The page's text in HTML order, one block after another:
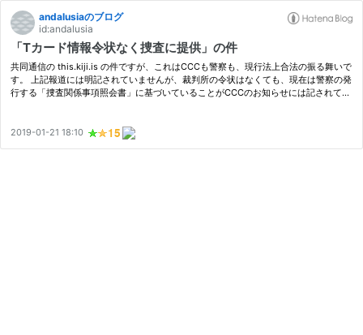
andalusiaのブログ
id:andalusia
「Tカード情報令状なく捜査に提供」の件
共同通信の this.kiji.is の件ですが、これはCCCも警察も、現行法上合法の振る舞いで
す。 上記報道には明記されていませんが、裁判所の令状はなくても、現在は警察の発
行する「捜査関係事項照会書」に基づいていることがCCCのお知らせには記されてい
2019-01-21 18:10